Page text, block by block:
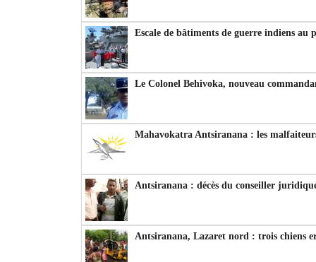
Escale de bâtiments de guerre indiens au
Le Colonel Behivoka, nouveau
Mahavokatra Antsiranana : les
Antsiranana : décès du conseiller
Antsiranana, Lazaret nord : trois chiens